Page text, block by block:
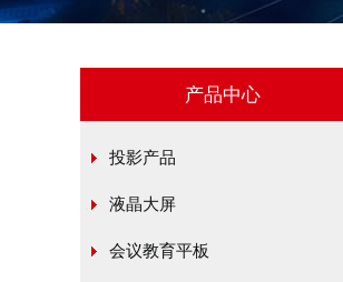
产品中心
投影产品
液晶大屏
会议教育平板